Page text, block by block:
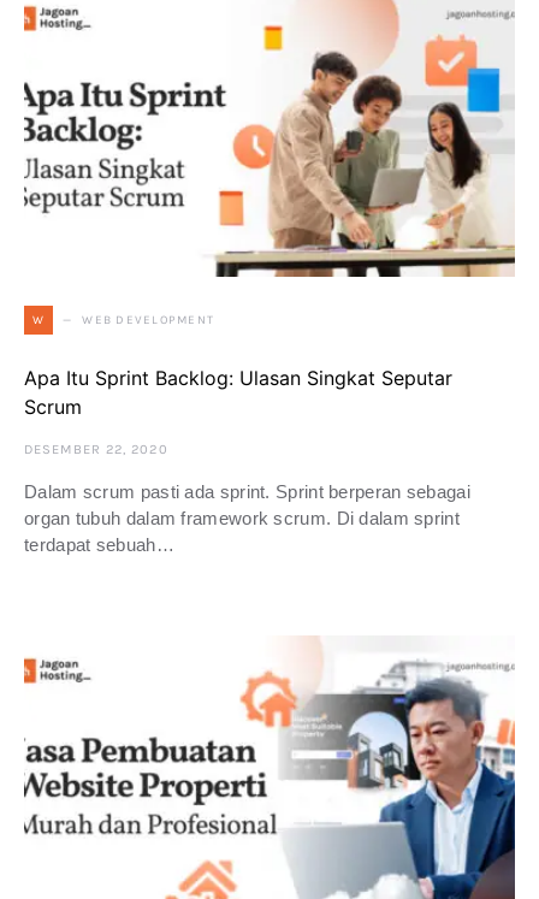
W WEB DEVELOPMENT
Apa Itu Sprint Backlog: Ulasan Singkat Seputar
Scrum
DESEMBER 22, 2020
Dalam scrum pasti ada sprint. Sprint berperan sebagai
organ tubuh dalam framework scrum. Di dalam sprint
terdapat sebuah…